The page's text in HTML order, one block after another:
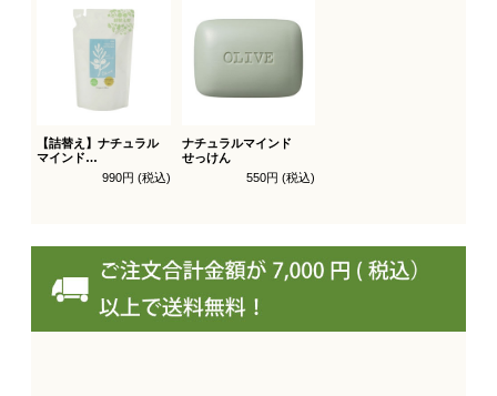
【詰替え】ナチュラル
マインド
990円 (税込)
ナチュラルマインド
せっけん
550円 (税込)